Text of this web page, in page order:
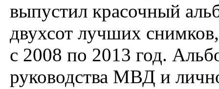
выпустил красочный
двухсот лучших
с 2008 по 2013 год.
руководства МВД и